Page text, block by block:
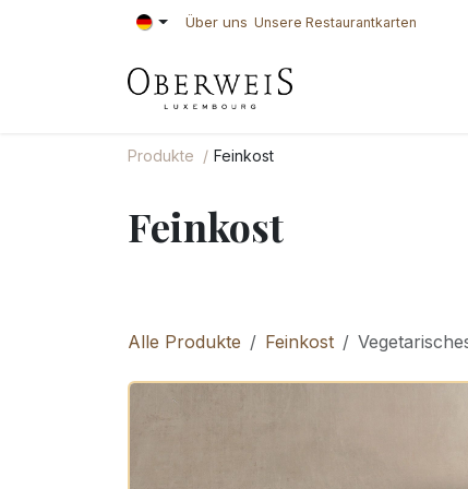
Zum Inhalt springen Über uns Unsere Restaurantkarten
Produkte Feinkost
Feinkost
Alle Produkte Feinkost